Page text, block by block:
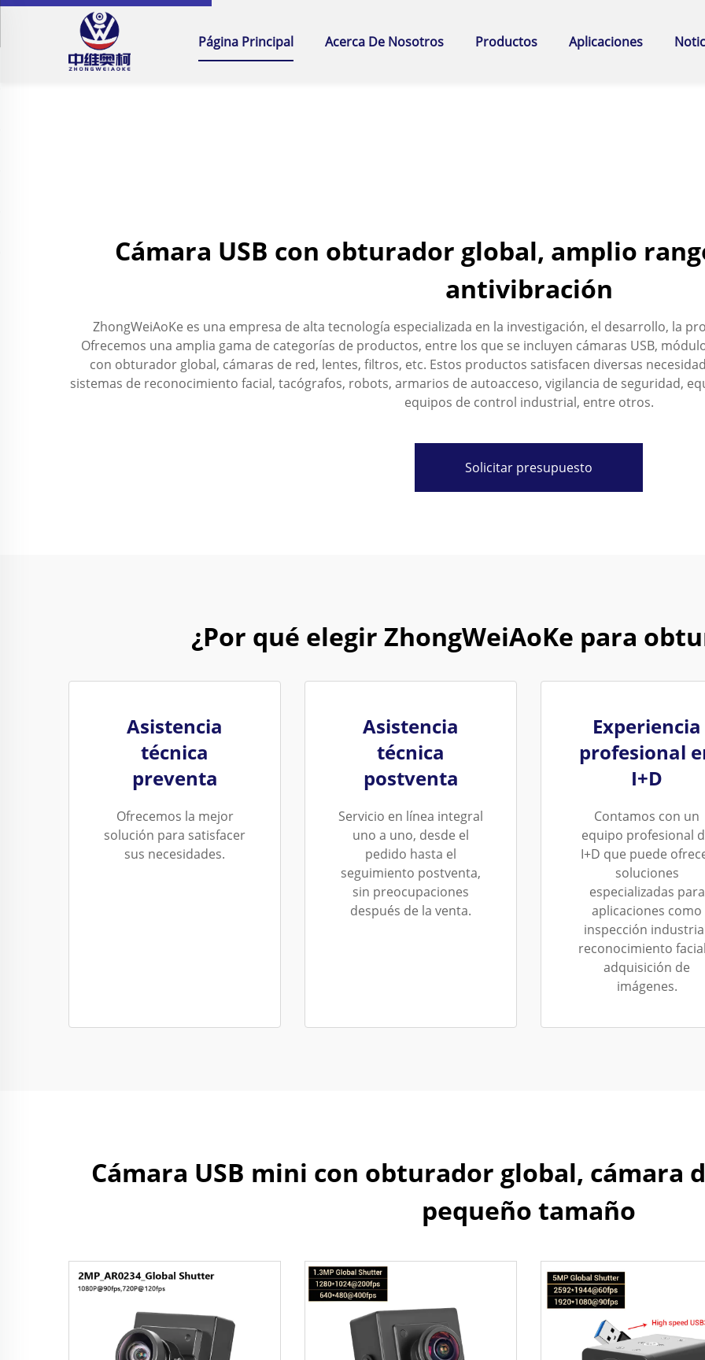
Página Principal Acerca De Nosotros Productos Aplicaciones
Cámara USB con obturador global, amplio
antivibración
ZhongWeiAoKe es una empresa de alta tecnología especializada en la investigación, el desarrollo, la
Ofrecemos una amplia gama de categorías de productos, entre los que se incluyen cámaras USB,
con obturador global, cámaras de red, lentes, filtros, etc. Estos productos satisfacen diversas
sistemas de reconocimiento facial, tacógrafos, robots, armarios de autoacceso, vigilancia de seguridad,
equipos de control industrial, entre otros.
Solicitar presupuesto
¿Por qué elegir ZhongWeiAoKe para
Asistencia
técnica
preventa
Ofrecemos la mejor
solución para satisfacer
sus necesidades.
Asistencia
técnica
postventa
Servicio en línea integral
uno a uno, desde el
pedido hasta el
seguimiento postventa,
sin preocupaciones
después de la venta.
Experiencia
profesional
I+D
Contamos con un
equipo profesional
I+D que puede
soluciones
especializadas para
aplicaciones como
inspección
reconocimiento
adquisición de
imágenes.
Cámara USB mini con obturador global, cámara
pequeño tamaño